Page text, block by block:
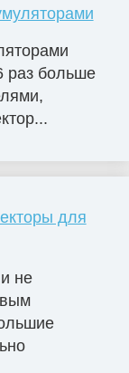
раз больше
для
не